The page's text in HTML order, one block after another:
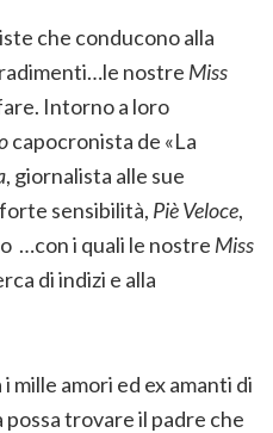
che conducono alla
nostre Miss
Intorno a loro
capocronista de «La
, giornalista alle sue
sensibilità, Piè Veloce,
…con i quali le nostre Miss
di indizi e alla
mille amori ed ex amanti di
trovare il padre che